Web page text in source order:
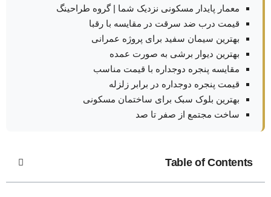
معمار پایدار مسکونی نزدیک شما | گروه طراحینگ
قیمت درب ضد سرقت در مقایسه با رقبا
بهترین سیمان سفید برای پروژه عمرانی
بهترین دیوار برشی به صورت عمده
مقایسه پنجره دوجداره با قیمت مناسب
قیمت پنجره دوجداره در برابر زلزله
بهترین بلوک سبک برای ساختمان مسکونی
ساخت مجتمع از صفر تا صد
Table of Contents